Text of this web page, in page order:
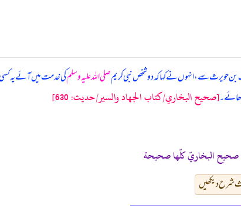
بن حویرث سے، انہوں نے کہا کہدو شخص نبی کریمصلی اللہ علیہ وسلمکی خدمت میں آئے یہ
[صحيح البخاري/كتاب الجهاد والسير/حدیث: 630]
البخاريّ كلّها صحيحة
شرح دیکھیں